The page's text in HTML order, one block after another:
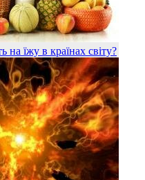
на їжу в країнах світу?